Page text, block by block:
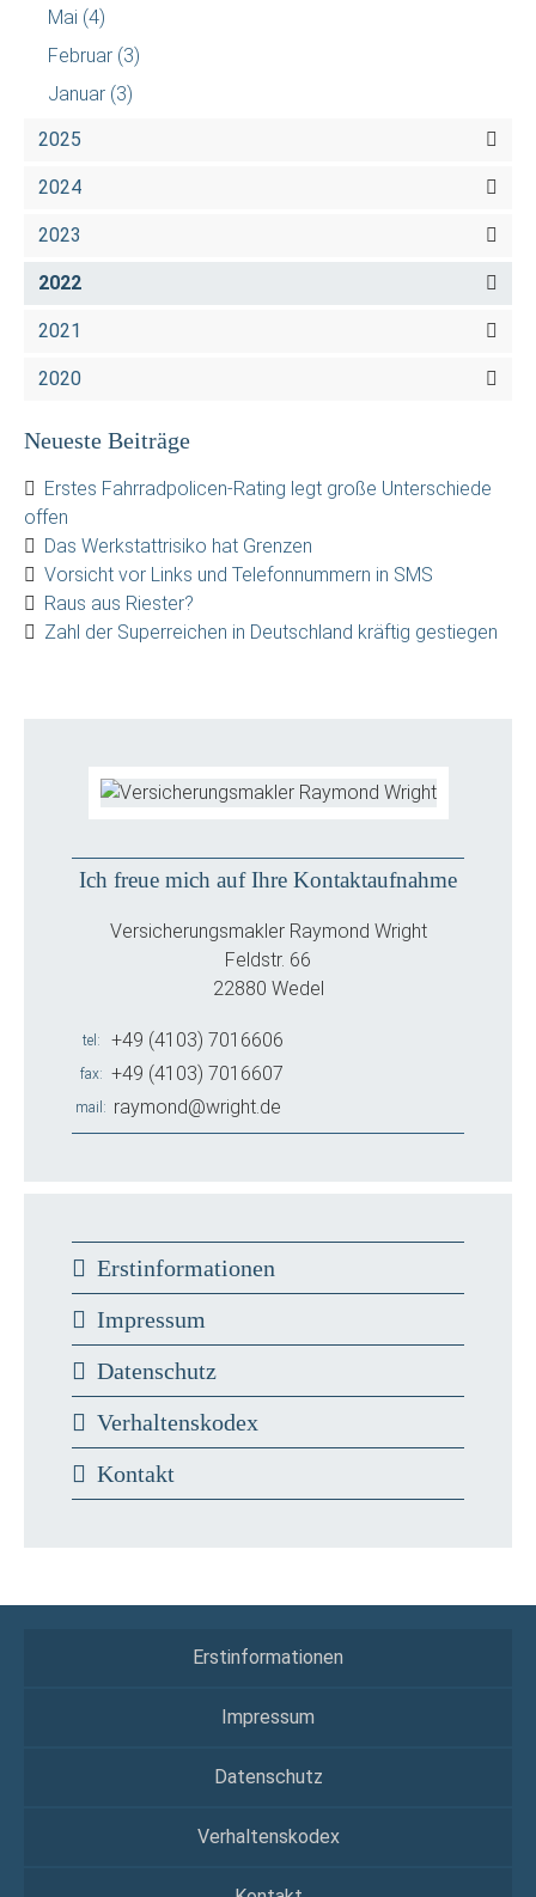
Mai (4)
Februar (3)
Januar (3)
2025
2024
2023
2022
2021
2020
Neueste Beiträge
Erstes Fahrradpolicen-Rating legt große Unterschiede
offen
Das Werkstattrisiko hat Grenzen
Vorsicht vor Links und Telefonnummern in SMS
Raus aus Riester?
Zahl der Superreichen in Deutschland kräftig gestiegen
Ich freue mich auf Ihre Kontaktaufnahme
Versicherungsmakler Raymond Wright
Feldstr. 66
22880 Wedel
tel +49 (4103) 7016606
fax +49 (4103) 7016607
mail raymond@wright.de
Erstinformationen
Impressum
Datenschutz
Verhaltenskodex
Kontakt
Erstinformationen
Impressum
Datenschutz
Verhaltenskodex